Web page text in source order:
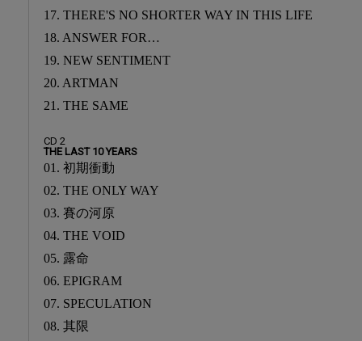
17. THERE'S NO SHORTER WAY IN THIS LIFE
18. ANSWER FOR…
19. NEW SENTIMENT
20. ARTMAN
21. THE SAME
CD 2
THE LAST 10 YEARS
01. 初期衝動
02. THE ONLY WAY
03. 賽の河原
04. THE VOID
05. 露命
06. EPIGRAM
07. SPECULATION
08. 其限